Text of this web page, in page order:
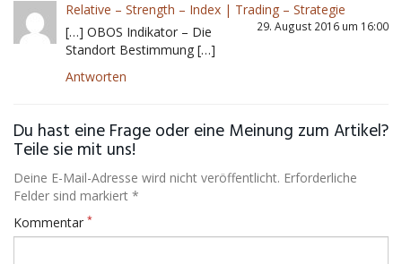
Relative – Strength – Index | Trading – Strategie
29. August 2016 um 16:00
[…] OBOS Indikator – Die
Standort Bestimmung […]
Antworten
Du hast eine Frage oder eine Meinung zum Artikel?
Teile sie mit uns!
Deine E-Mail-Adresse wird nicht veröffentlicht. Erforderliche
Felder sind markiert *
Kommentar *